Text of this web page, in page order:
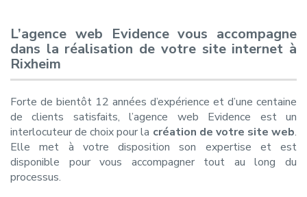
L’agence web Evidence vous accompagne
dans la réalisation de votre site internet à
Rixheim
Forte de bientôt 12 années d’expérience et d’une centaine
de clients satisfaits, l’agence web Evidence est un
interlocuteur de choix pour la création de votre site web.
Elle met à votre disposition son expertise et est
disponible pour vous accompagner tout au long du
processus.